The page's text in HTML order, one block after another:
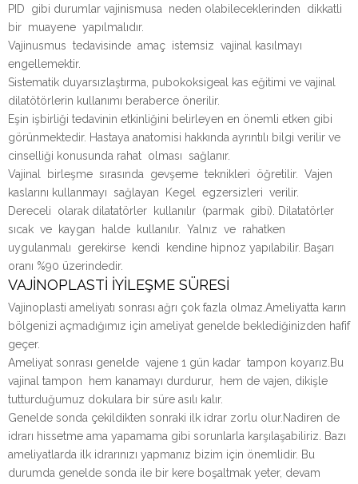
PID gibi durumlar vajinismusa neden olabileceklerinden dikkatli
bir muayene yapılmalıdır.
Vajinusmus tedavisinde amaç istemsiz vajinal kasılmayı
engellemektir.
Sistematik duyarsızlaştırma, pubokoksigeal kas eğitimi ve vajinal
dilatötörlerin kullanımı beraberce önerilir.
Eşin işbirliği tedavinin etkinliğini belirleyen en önemli etken gibi
görünmektedir. Hastaya anatomisi hakkında ayrıntılı bilgi verilir ve
cinselliği konusunda rahat olması sağlanır.
Vajinal birleşme sırasında gevşeme teknikleri öğretilir. Vajen
kaslarını kullanmayı sağlayan Kegel egzersizleri verilir.
Dereceli olarak dilatatörler kullanılır (parmak gibi). Dilatatörler
sıcak ve kaygan halde kullanılır. Yalnız ve rahatken
uygulanmalı gerekirse kendi kendine hipnoz yapılabilir. Başarı
oranı %90 üzerindedir.
VAJİNOPLASTİ İYİLEŞME SÜRESİ
Vajinoplasti ameliyatı sonrası ağrı çok fazla olmaz.Ameliyatta karın
bölgenizi açmadığımız için ameliyat genelde beklediğinizden hafif
geçer.
Ameliyat sonrası genelde vajene 1 gün kadar tampon koyarız.Bu
vajinal tampon hem kanamayı durdurur, hem de vajen, dikişle
tutturduğumuz dokulara bir süre asılı kalır.
Genelde sonda çekildikten sonraki ilk idrar zorlu olur.Nadiren de
idrarı hissetme ama yapamama gibi sorunlarla karşılaşabiliriz. Bazı
ameliyatlarda ilk idrarınızı yapmanız bizim için önemlidir. Bu
durumda genelde sonda ile bir kere boşaltmak yeter, devam